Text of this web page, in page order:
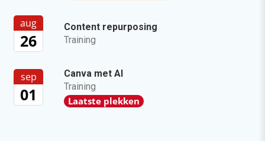
aug
26
Content repurposing
Training
sep
01
Canva met AI
Training
Laatste plekken